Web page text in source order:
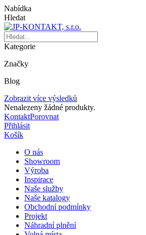
Nabídka
Hledat
Kategorie
Značky
Blog
Zobrazit více výsledků
Nenalezeny žádné produkty.
KontaktPorovnat
Přihlásit
Košík
O nás
Showroom
Výroba
Inspirace
Naše služby
Naše katalogy
Obchodní podmínky
Projekt
Náhradní plnění